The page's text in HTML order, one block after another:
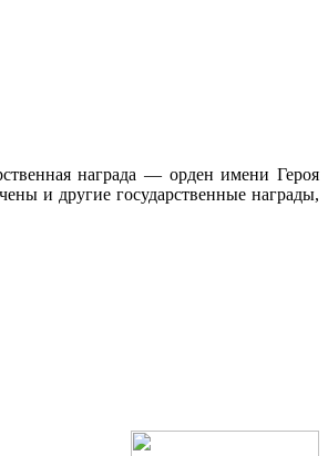
награда — орден имени Героя
и другие государственные награды,